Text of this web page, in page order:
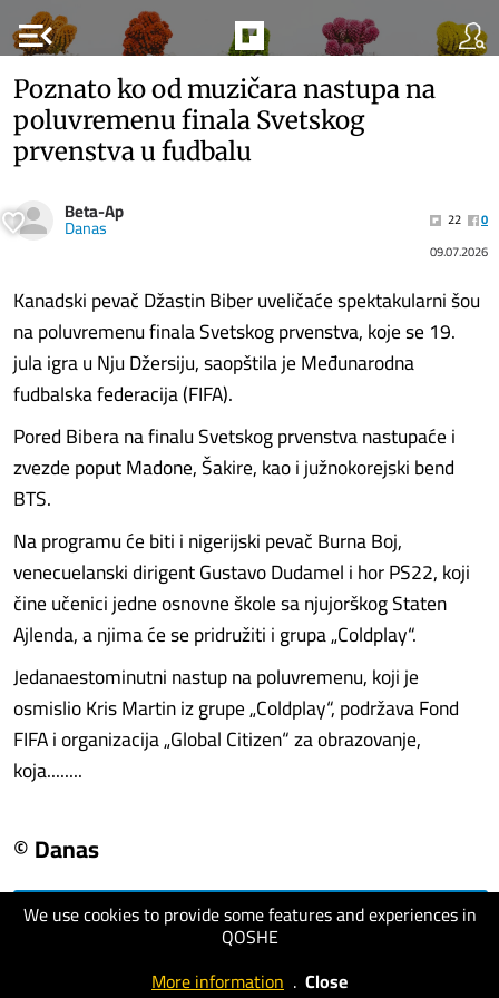
menu_open
We use cookies to provide some features and experiences in
QOSHE
More information . Close
Poznato ko od muzičara nastupa na
poluvremenu finala Svetskog
prvenstva u fudbalu
Beta-Ap
Danas 22
0
09.07.2026
Kanadski pevač Džastin Biber uveličaće spektakularni šou
na poluvremenu finala Svetskog prvenstva, koje se 19.
jula igra u Nju Džersiju, saopštila je Međunarodna
fudbalska federacija (FIFA).
Pored Bibera na finalu Svetskog prvenstva nastupaće i
zvezde poput Madone, Šakire, kao i južnokorejski bend
BTS.
Na programu će biti i nigerijski pevač Burna Boj,
venecuelanski dirigent Gustavo Dudamel i hor PS22, koji
čine učenici jedne osnovne škole sa njujorškog Staten
Ajlenda, a njima će se pridružiti i grupa „Coldplay“.
Jedanaestominutni nastup na poluvremenu, koji je
osmislio Kris Martin iz grupe „Coldplay“, podržava Fond
FIFA i organizacija „Global Citizen“ za obrazovanje,
koja........
© Danas
visit website